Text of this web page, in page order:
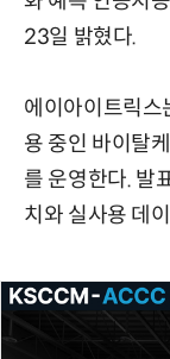
23일 밝혔다.
에이아이트릭스
용 중인 바이탈
를 운영한다. 발
치와 실사용 데